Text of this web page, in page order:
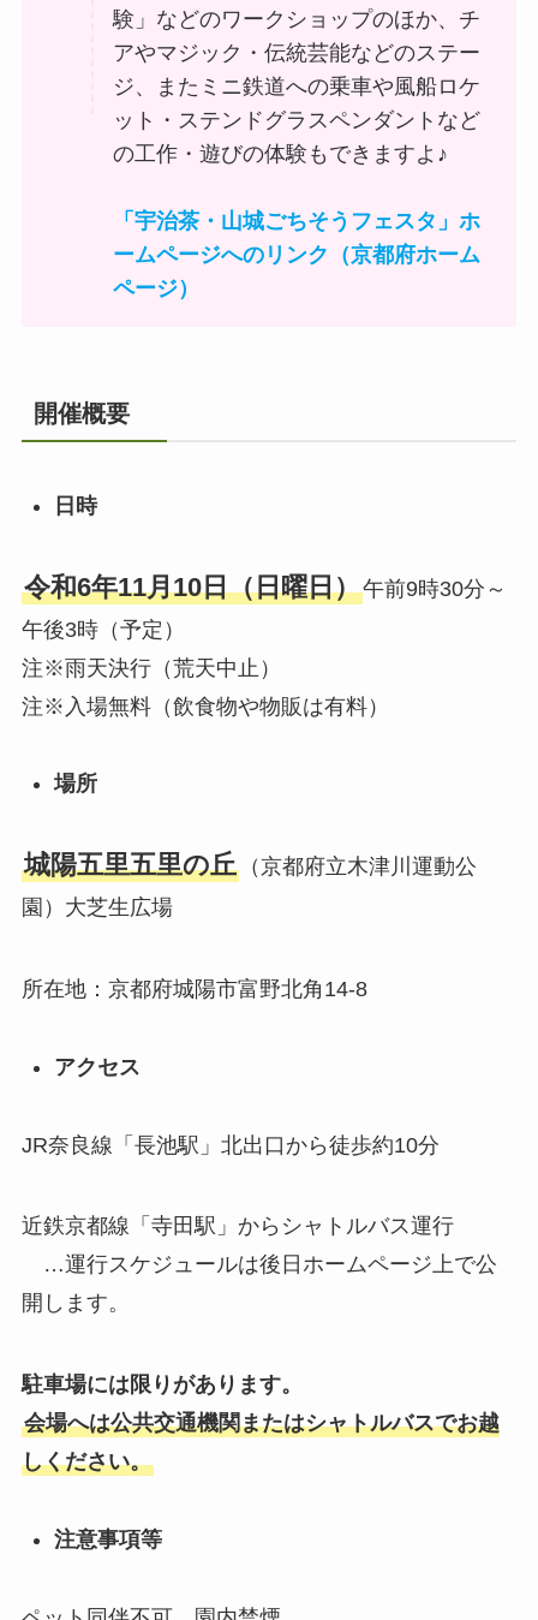
験」などのワークショップのほか、チ
アやマジック・伝統芸能などのステー
ジ、またミニ鉄道への乗車や風船ロケ
ット・ステンドグラスペンダントなど
の工作・遊びの体験もできますよ♪
「宇治茶・山城ごちそうフェスタ」ホ
ームページへのリンク（京都府ホーム
ページ）
開催概要
日時
令和6年11月10日（日曜日）午前9時30分～
午後3時（予定）
注※雨天決行（荒天中止）
注※入場無料（飲食物や物販は有料）
場所
城陽五里五里の丘（京都府立木津川運動公
園）大芝生広場
所在地：京都府城陽市富野北角14-8
アクセス
JR奈良線「長池駅」北出口から徒歩約10分
近鉄京都線「寺田駅」からシャトルバス運行
…運行スケジュールは後日ホームページ上で公
開します。
駐車場には限りがあります。
会場へは公共交通機関またはシャトルバスでお越
しください。
注意事項等